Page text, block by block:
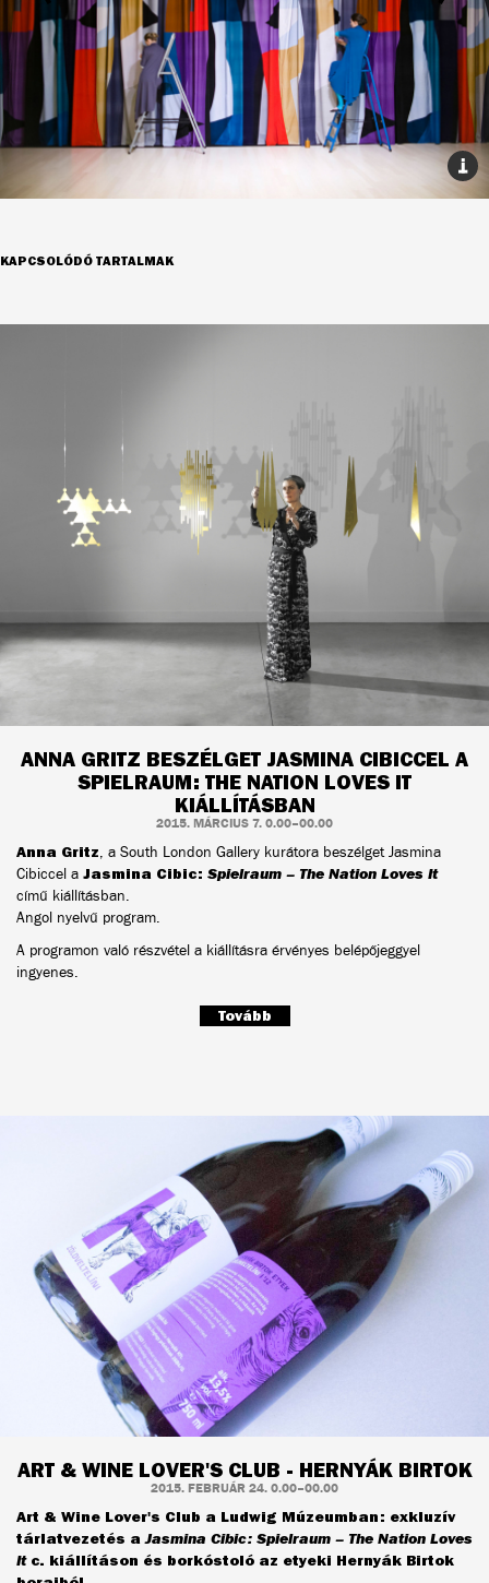
KAPCSOLÓDÓ TARTALMAK
ANNA GRITZ BESZÉLGET JASMINA CIBICCEL A
SPIELRAUM: THE NATION LOVES IT
KIÁLLÍTÁSBAN
2015. MÁRCIUS 7. 0.00–00.00
Anna Gritz, a South London Gallery kurátora beszélget Jasmina
Cibiccel a Jasmina Cibic: Spielraum – The Nation Loves It
című kiállításban.
Angol nyelvű program.
A programon való részvétel a kiállításra érvényes belépőjeggyel
ingyenes.
Tovább
ART & WINE LOVER'S CLUB - HERNYÁK BIRTOK
2015. FEBRUÁR 24. 0.00–00.00
Art & Wine Lover's Club a Ludwig Múzeumban: exkluzív
tárlatvezetés aJasmina Cibic: Spielraum – The Nation Loves
Itc. kiállításon és borkóstoló az etyeki Hernyák Birtok